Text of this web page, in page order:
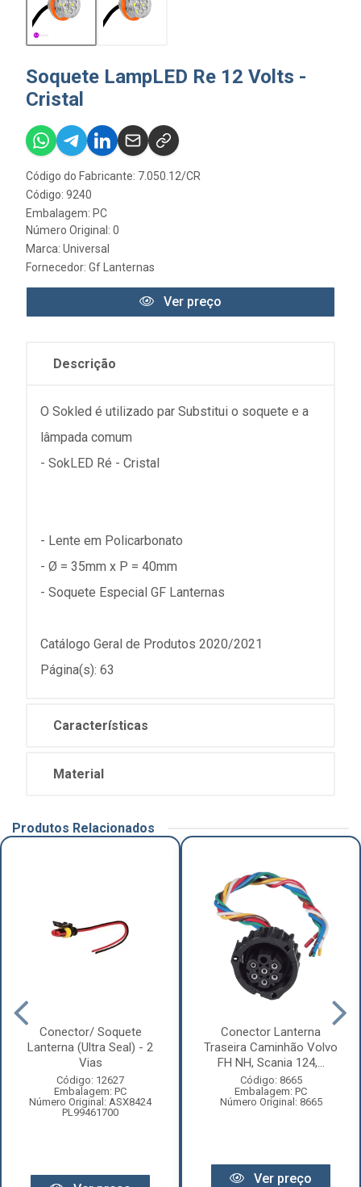
Soquete LampLED Re 12 Volts -
Cristal
Código do Fabricante: 7.050.12/CR
Código: 9240
Embalagem: PC
Número Original: 0
Marca: Universal
Fornecedor: Gf Lanternas
Ver preço
Descrição
O Sokled é utilizado par Substitui o soquete e a
lâmpada comum
- SokLED Ré - Cristal
- Lente em Policarbonato
- Ø = 35mm x P = 40mm
- Soquete Especial GF Lanternas
Catálogo Geral de Produtos 2020/2021
Página(s): 63
Características
Material
Produtos Relacionados
Conector/ Soquete
Lanterna (Ultra Seal) - 2
Vias
Código: 12627
Embalagem: PC
Número Original: ASX8424
PL99461700
Conector Lanterna
Traseira Caminhão Volvo
FH NH, Scania 124,...
Código: 8665
Embalagem: PC
Número Original: 8665
Ver preço